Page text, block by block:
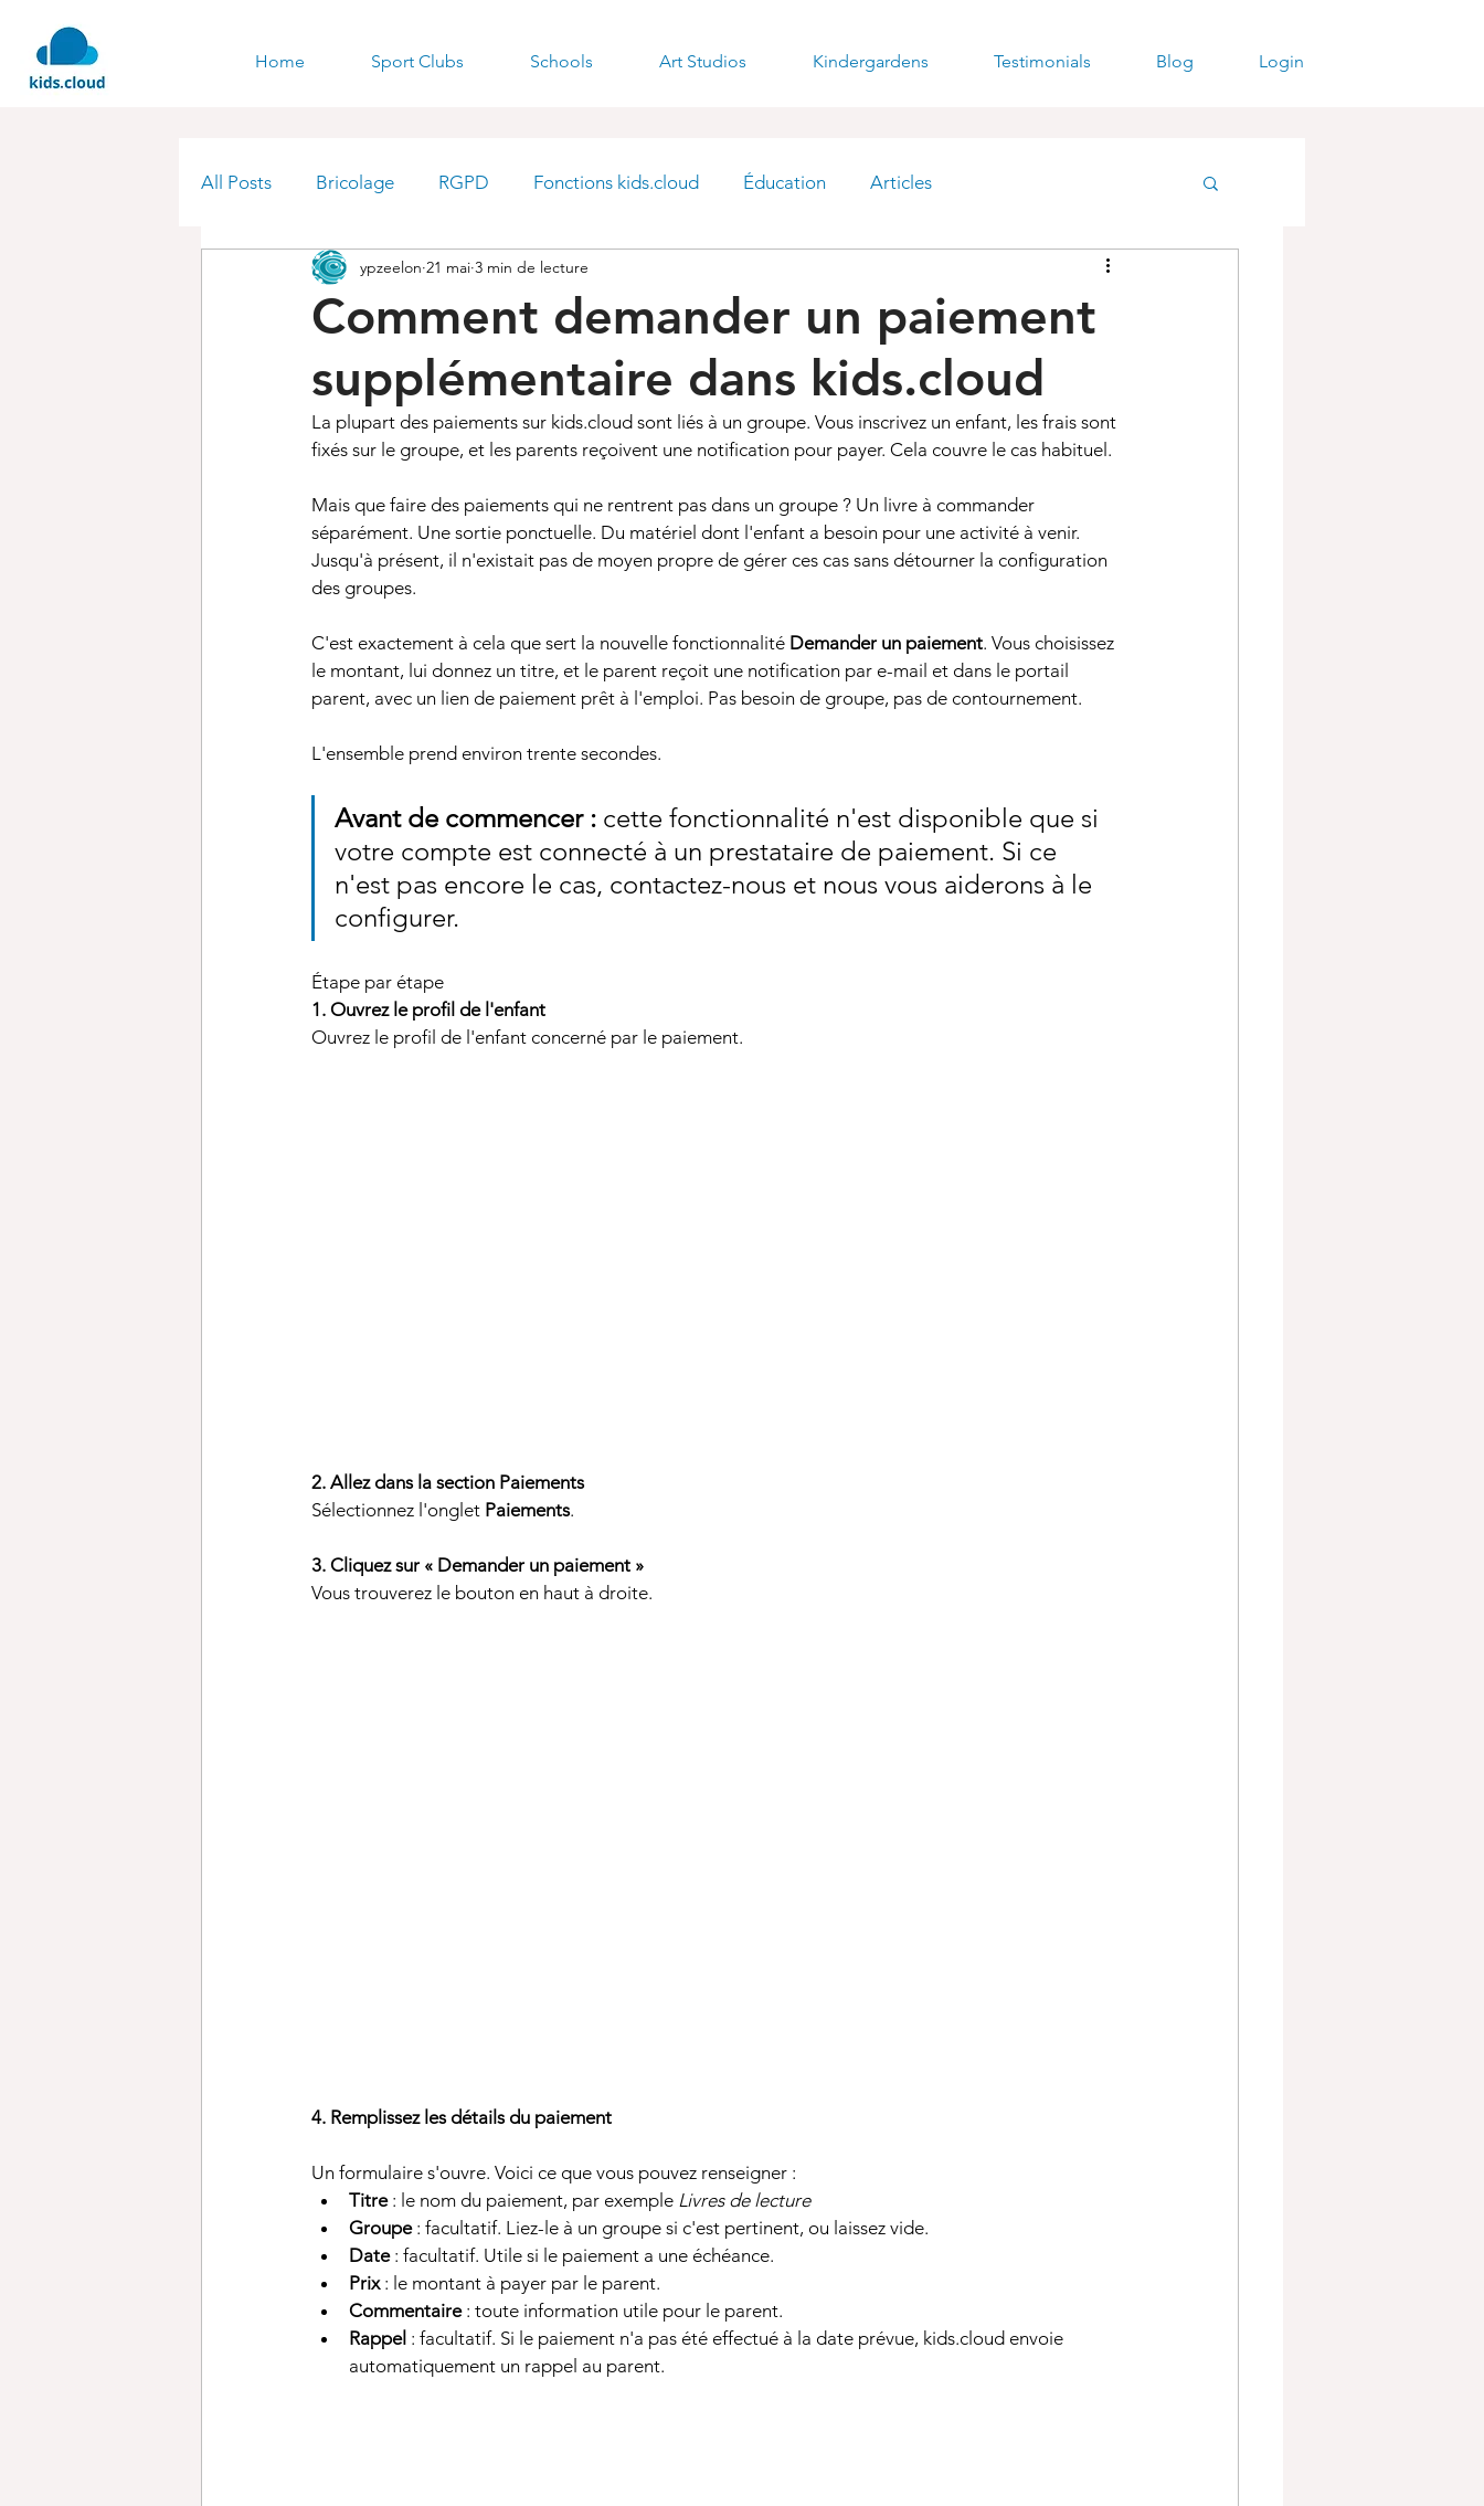
Home Sport Clubs Schools Art Studios Kindergardens Testimonials Blog Login
All Posts Bricolage RGPD Fonctions kids.cloud Éducation Articles
Comment demander un paiement
supplémentaire dans kids.cloud
ypzeelon 21 mai 3 min de lecture
La plupart des paiements sur kids.cloud sont liés à un groupe. Vous inscrivez un enfant, les frais sont
fixés sur le groupe, et les parents reçoivent une notification pour payer. Cela couvre le cas habituel.
Mais que faire des paiements qui ne rentrent pas dans un groupe ? Un livre à commander
séparément. Une sortie ponctuelle. Du matériel dont l'enfant a besoin pour une activité à venir.
Jusqu'à présent, il n'existait pas de moyen propre de gérer ces cas sans détourner la configuration
des groupes.
C'est exactement à cela que sert la nouvelle fonctionnalité Demander un paiement. Vous choisissez
le montant, lui donnez un titre, et le parent reçoit une notification par e-mail et dans le portail
parent, avec un lien de paiement prêt à l'emploi. Pas besoin de groupe, pas de contournement.
L'ensemble prend environ trente secondes.
Avant de commencer : cette fonctionnalité n'est disponible que si
votre compte est connecté à un prestataire de paiement. Si ce
n'est pas encore le cas, contactez-nous et nous vous aiderons à le
configurer.
Étape par étape
1. Ouvrez le profil de l'enfant
Ouvrez le profil de l'enfant concerné par le paiement.
2. Allez dans la section Paiements
Sélectionnez l'onglet Paiements.
3. Cliquez sur « Demander un paiement »
Vous trouverez le bouton en haut à droite.
4. Remplissez les détails du paiement
Un formulaire s'ouvre. Voici ce que vous pouvez renseigner :
Titre : le nom du paiement, par exemple Livres de lecture
Groupe : facultatif. Liez-le à un groupe si c'est pertinent, ou laissez vide.
Date : facultatif. Utile si le paiement a une échéance.
Prix : le montant à payer par le parent.
Commentaire : toute information utile pour le parent.
Rappel : facultatif. Si le paiement n'a pas été effectué à la date prévue, kids.cloud envoie
automatiquement un rappel au parent.